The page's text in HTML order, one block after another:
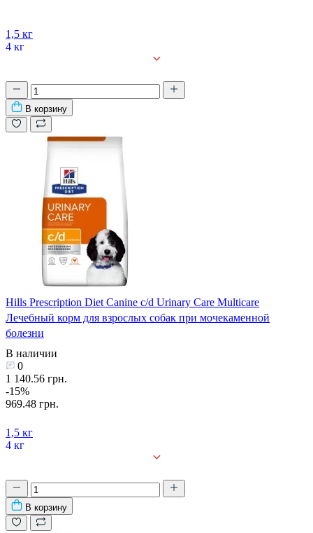
1,5 кг
4 кг
В корзину
Hills Prescription Diet Canine c/d Urinary Care Multicare
Лечебный корм для взрослых собак при мочекаменной
болезни
В наличии
0
1 140.56 грн.
-15%
969.48 грн.
1,5 кг
4 кг
В корзину